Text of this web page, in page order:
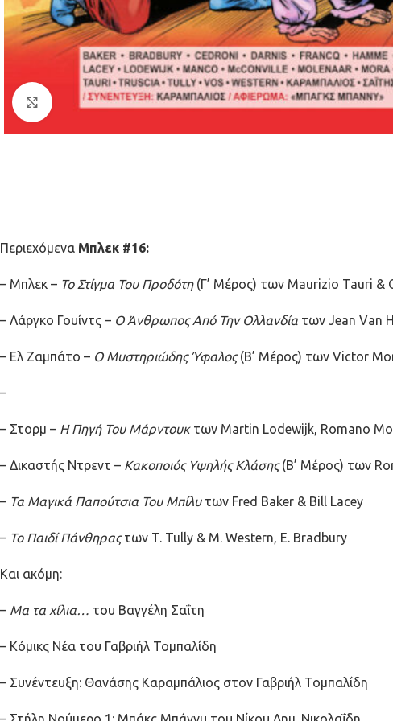
Κλικ για μεγέθυνση
Περιεχόμενα Μπλεκ #16:
– Μπλεκ – Το Στίγμα Του Προδότη (Γ’ Μέρος) των Maurizio Tauri &
– Λάργκο Γουίντς – Ο Άνθρωπος Από Την Ολλανδία των Jean Van
– Ελ Ζαμπάτο – Ο Μυστηριώδης Ύφαλος(Β’ Μέρος) των Victor
–
– Στορμ – Η Πηγή Του Μάρντουκ των Martin Lodewijk, Romano
– Δικαστής Ντρεντ – Κακοποιός Υψηλής Κλάσης(Β’ Μέρος) των
– Τα Μαγικά Παπούτσια Του Μπίλυτων Fred Baker & Bill Lacey
– Το Παιδί Πάνθηραςτων T. Tully & M. Western, E. Bradbury
Και ακόμη:
– Mα τα χίλια… του Βαγγέλη Σαΐτη
– Κόμικς Νέα του Γαβριήλ Τομπαλίδη
– Συνέντευξη: Θανάσης Καραμπάλιος στον Γαβριήλ Τομπαλίδη